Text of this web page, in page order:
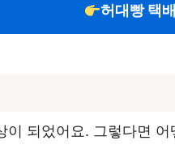
허대빵 택
되었어요. 그렇다면